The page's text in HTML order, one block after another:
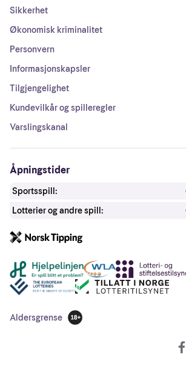
Sikkerhet
Økonomisk kriminalitet
Personvern
Informasjonskapsler
Tilgjengelighet
Kundevilkår og spilleregler
Varslingskanal
Åpningstider
Sportsspill:
Lotterier og andre spill:
Andre lenker
Aldersgrense
18 år